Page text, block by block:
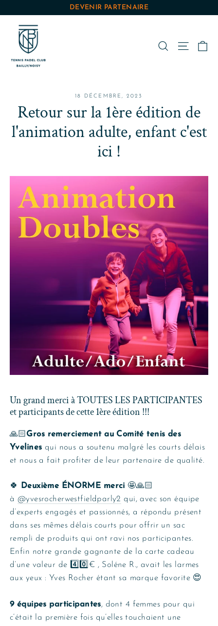
contenu
DEVENIR PARTENAIRE
Rechercher
18 DÉCEMBRE, 2023
Retour sur la 1ère édition de
l'animation adulte, enfant c'est
ici !
Un grand merci à TOUTES LES PARTICIPANTES
et participants de cette 1ère édition !!!
🙏🏻Gros remerciement au Comité tenis des
Yvelines qui nous a soutenu malgré les courts délais
et nous a fait profiter de leur partenaire de qualité.
🍀 Deuxième ÉNORME merci 🤩🙏🏻
à @yvesrocherwestfieldparly2 qui, avec son équipe
d’experts engagés et passionnés, a répondu présent
dans ses mêmes délais courts pour offrir un sac
rempli de produits qui ont ravi nos participantes.
Enfin notre grande gagnante de la carte cadeau
d’une valeur de 4️⃣0️⃣€ , Soléne R., avait les larmes
aux yeux : Yves Rocher étant sa marque favorite 😍
9 équipes participantes, dont 4 femmes pour qui
c’était la première fois qu’elles touchaient une